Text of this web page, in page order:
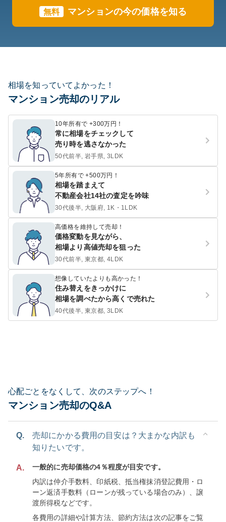
無料 マンションの今の価格を知る
相場を知っていてよかった！
マンション売却のリアル
10年所有で +300万円！
常に相場をチェックして
売り時を逃さなかった
50代前半, 岩手県, 3LDK
5年所有で +500万円！
相場を踏まえて
不動産会社14社の査定を吟味
30代後半, 大阪府, 1K・1LDK
高価格を維持して売却！
価格変動を見ながら、
相場より高値売却を狙った
30代前半, 東京都, 4LDK
想像していたよりも高かった！
住み替えをきっかけに
相場を調べたから高くで売れた
40代後半, 東京都, 3LDK
心配ごとをなくして、次のステップへ！
マンション売却のQ&A
Q.
売却にかかる費用の目安は？大まかな内訳も
知りたいです。
A.
一般的に売却価格の4％程度が目安です。
内訳は仲介手数料、印紙税、抵当権抹消登記費用・ロ
ーン返済手数料（ローンが残っている場合のみ）、譲
渡所得税などです。
各費用の詳細や計算方法、節約方法は次の記事をご覧